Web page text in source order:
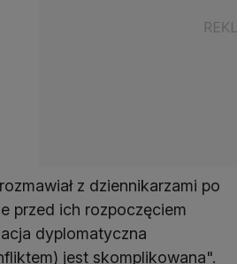
z dziennikarzami po
przed ich rozpoczęciem
dyplomatyczna
jest skomplikowana".